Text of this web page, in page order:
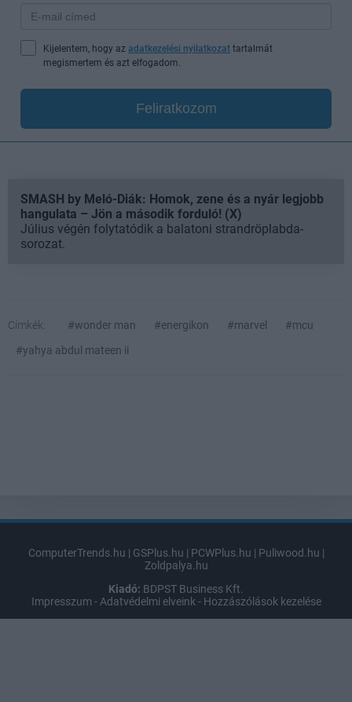
Kijelentem, hogy az adatkezelési nyilatkozat tartalmát
megismertem és azt elfogadom.
Feliratkozom
SMASH by Meló-Diák: Homok, zene és a nyár legjobb
hangulata – Jön a második forduló! (X)
Július végén folytatódik a balatoni strandröplabda-
sorozat.
Címkék: #wonder man #energikon #marvel
#mcu
#yahya abdul mateen ii
ComputerTrends.hu | GSPlus.hu | PCWPlus.hu | Puliwood.hu |
Zoldpalya.hu
Kiadó: BDPST Business Kft.
Impresszum -Adatvédelmi elveink- Hozzászólások kezelése